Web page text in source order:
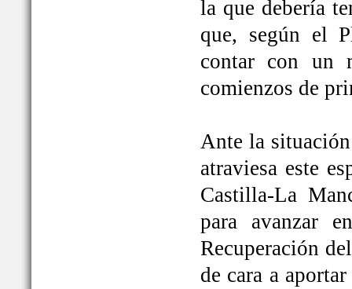
la que debería
que, según el
contar con un
comienzos de
Ante la
atraviesa este
Castilla-La
para avanzar
Recuperación
de cara a